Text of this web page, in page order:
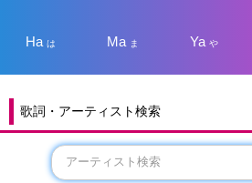
Haは Ma ま Yaや
歌詞・アーティスト検索